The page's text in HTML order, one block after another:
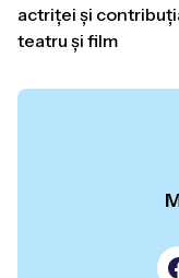
actriței și
teatru și film